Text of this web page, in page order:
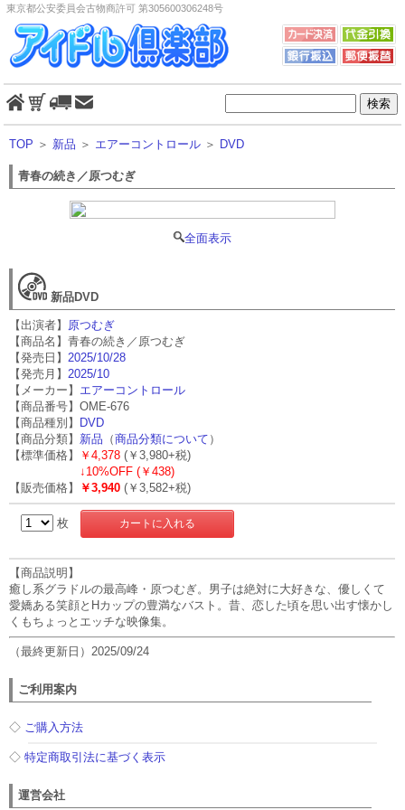
東京都公安委員会古物商許可 第305600306248号
TOP ＞ 新品 ＞ エアーコントロール ＞ DVD
青春の続き／原つむぎ
全面表示
新品DVD
【出演者】 原つむぎ
【商品名】青春の続き／原つむぎ
【発売日】2025/10/28
【発売月】2025/10
【メーカー】 エアーコントロール
【商品番号】OME-676
【商品種別】
DVD
【商品分類】 新品 （商品分類について ）
【標準価格】
￥4,378 (￥3,980+税)
↓ 10%OFF (￥438)
【販売価格】
￥3,940 (￥3,582+税)
枚
【商品説明】
癒し系グラドルの最高峰・原つむぎ。男子は絶対に大好きな、優しくて
愛嬌ある笑顔とHカップの豊満なバスト。昔、恋した頃を思い出す懐かし
くもちょっとエッチな映像集。
（最終更新日）2025/09/24
ご利用案内
◇ ご購入方法
◇特定商取引法に基づく表示
運営会社